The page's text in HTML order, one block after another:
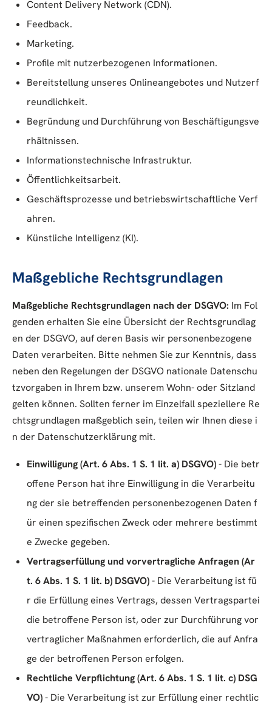
Content Delivery Network (CDN).
Feedback.
Marketing.
Profile mit nutzerbezogenen Informationen.
Bereitstellung unseres Onlineangebotes und Nutzerf
reundlichkeit.
Begründung und Durchführung von Beschäftigungsve
rhältnissen.
Informationstechnische Infrastruktur.
Öffentlichkeitsarbeit.
Geschäftsprozesse und betriebswirtschaftliche Verf
ahren.
Künstliche Intelligenz (KI).
Maßgebliche Rechtsgrundlagen
Maßgebliche Rechtsgrundlagen nach der DSGVO: Im Fol
genden erhalten Sie eine Übersicht der Rechtsgrundlag
en der DSGVO, auf deren Basis wir personenbezogene
Daten verarbeiten. Bitte nehmen Sie zur Kenntnis, dass
neben den Regelungen der DSGVO nationale Datenschu
tzvorgaben in Ihrem bzw. unserem Wohn- oder Sitzland
gelten können. Sollten ferner im Einzelfall speziellere Re
chtsgrundlagen maßgeblich sein, teilen wir Ihnen diese i
n der Datenschutzerklärung mit.
Einwilligung (Art. 6 Abs. 1 S. 1 lit. a) DSGVO)- Die betr
offene Person hat ihre Einwilligung in die Verarbeitu
ng der sie betreffenden personenbezogenen Daten f
ür einen spezifischen Zweck oder mehrere bestimmt
e Zwecke gegeben.
Vertragserfüllung und vorvertragliche Anfragen (Ar
t. 6 Abs. 1 S. 1 lit. b) DSGVO)- Die Verarbeitung ist fü
r die Erfüllung eines Vertrags, dessen Vertragspartei
die betroffene Person ist, oder zur Durchführung vor
vertraglicher Maßnahmen erforderlich, die auf Anfra
ge der betroffenen Person erfolgen.
Rechtliche Verpflichtung (Art. 6 Abs. 1 S. 1 lit. c) DSG
VO)- Die Verarbeitung ist zur Erfüllung einer rechtlic